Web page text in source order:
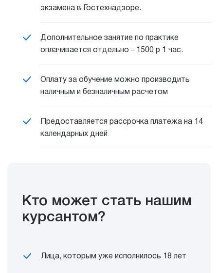
экзамена в Гостехнадзоре.
Дополнительное занятие по практике
оплачивается отдельно - 1500 р 1 час.
Оплату за обучение можно производить
наличным и безналичным расчетом
Предоставляется рассрочка платежа на 14
календарных дней
Кто может стать нашим
курсантом?
Лица, которым уже исполнилось 18 лет